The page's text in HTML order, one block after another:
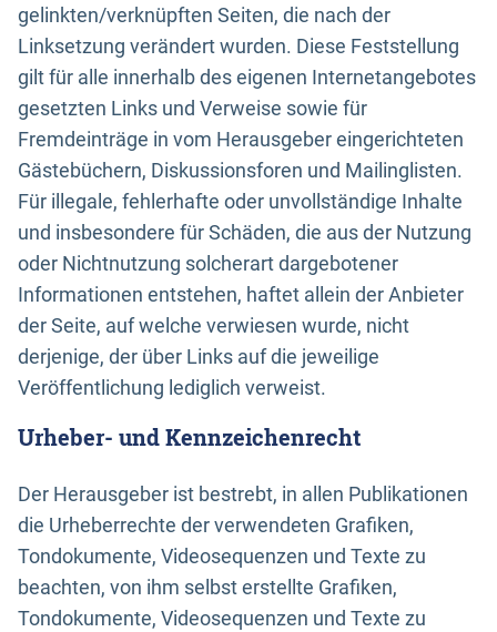
gelinkten/verknüpften Seiten, die nach der
Linksetzung verändert wurden. Diese Feststellung
gilt für alle innerhalb des eigenen Internetangebotes
gesetzten Links und Verweise sowie für
Fremdeinträge in vom Herausgeber eingerichteten
Gästebüchern, Diskussionsforen und Mailinglisten.
Für illegale, fehlerhafte oder unvollständige Inhalte
und insbesondere für Schäden, die aus der Nutzung
oder Nichtnutzung solcherart dargebotener
Informationen entstehen, haftet allein der Anbieter
der Seite, auf welche verwiesen wurde, nicht
derjenige, der über Links auf die jeweilige
Veröffentlichung lediglich verweist.
Urheber- und Kennzeichenrecht
Der Herausgeber ist bestrebt, in allen Publikationen
die Urheberrechte der verwendeten Grafiken,
Tondokumente, Videosequenzen und Texte zu
beachten, von ihm selbst erstellte Grafiken,
Tondokumente, Videosequenzen und Texte zu